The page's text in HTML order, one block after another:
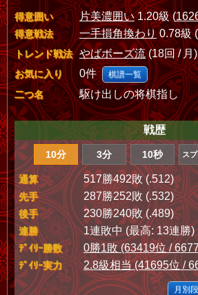
得意囲い 片美濃囲い1.20級 (
得意戦法 一手損角換わり0.78級 (
トレンド戦法 やばボーズ流(18回 / 月)
お気に入り 0件 棋譜一覧
二つ名 駆け出しの将棋指し
戦歴
10分 3分 10秒 ス
通算 517勝492敗 (.512)
先手 287勝252敗 (.532)
後手 230勝240敗 (.489)
連勝 1連敗中 (最高: 13連勝)
ﾃﾞｲﾘｰ勝数 0勝1敗 (63419位 /
ﾃﾞｲﾘｰ実力 2.8級相当 (41695位 /
月別